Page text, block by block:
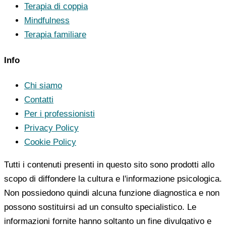
Terapia di coppia
Mindfulness
Terapia familiare
Info
Chi siamo
Contatti
Per i professionisti
Privacy Policy
Cookie Policy
Tutti i contenuti presenti in questo sito sono prodotti allo
scopo di diffondere la cultura e l'informazione psicologica.
Non possiedono quindi alcuna funzione diagnostica e non
possono sostituirsi ad un consulto specialistico. Le
informazioni fornite hanno soltanto un fine divulgativo e